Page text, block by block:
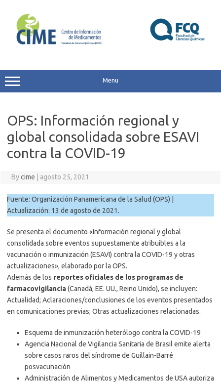
content
Menu
OPS: Información regional y
global consolidada sobre ESAVI
contra la COVID-19
Bycime agosto 25, 2021
Fuente: Organización Panamericana de la Salud (OPS) |
Actualización: 13 de agosto de 2021.
Se presenta el documento «Información regional y global
consolidada sobre eventos supuestamente atribuibles a la
vacunación o inmunización (ESAVI) contra la COVID-19 y otras
actualizaciones», elaborado por la OPS.
Además de los reportes oficiales de los programas de
farmacovigilancia(Canadá, EE. UU., Reino Unido), se incluyen:
Actualidad; Aclaraciones/conclusiones de los eventos presentados
en comunicaciones previas; Otras actualizaciones relacionadas.
Esquema de inmunización heterólogo contra la COVID-19
Agencia Nacional de Vigilancia Sanitaria de Brasil emite alerta
sobre casos raros del síndrome de Guillain-Barré
posvacunación
Administración de Alimentos y Medicamentos de USA autoriza